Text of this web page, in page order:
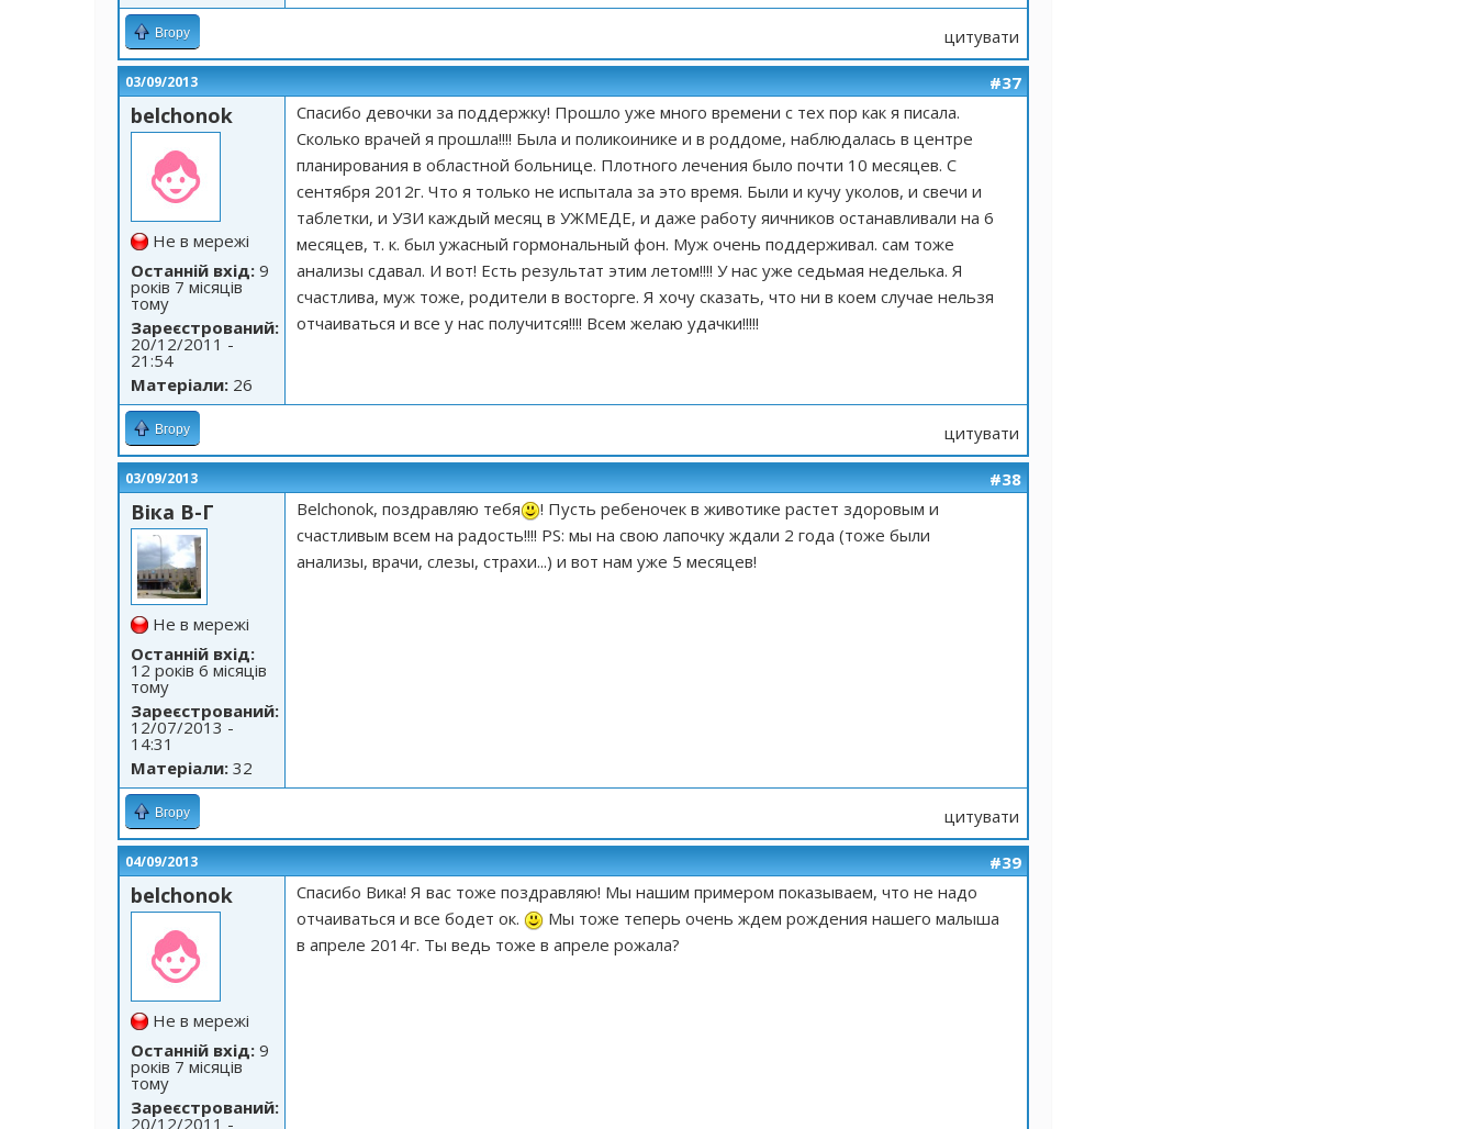
Вгору цитувати
03/09/2013 #37
belchonok
Не в мережі
Останній вхід: 9
років 7 місяців
тому
Зареєстрований:
20/12/2011 -
21:54
Матеріали: 26
Спасибо девочки за поддержку! Прошло уже много времени с тех пор как я писала.
Сколько врачей я прошла!!!! Была и поликоинике и в роддоме, наблюдалась в центре
планирования в областной больнице. Плотного лечения было почти 10 месяцев. С
сентября 2012г. Что я только не испытала за это время. Были и кучу уколов, и свечи и
таблетки, и УЗИ каждый месяц в УЖМЕДЕ, и даже работу яичников останавливали на 6
месяцев, т. к. был ужасный гормональный фон. Муж очень поддерживал. сам тоже
анализы сдавал. И вот! Есть результат этим летом!!!! У нас уже седьмая неделька. Я
счастлива, муж тоже, родители в восторге. Я хочу сказать, что ни в коем случае нельзя
отчаиваться и все у нас получится!!!! Всем желаю удачки!!!!!
Вгору цитувати
03/09/2013 #38
Віка В-Г
Не в мережі
Останній вхід:
12 років 6 місяців
тому
Зареєстрований:
12/07/2013 -
14:31
Матеріали: 32
Belchonok, поздравляю тебя
! Пусть ребеночек в животике растет здоровым и
счастливым всем на радость!!!! PS: мы на свою лапочку ждали 2 года (тоже были
анализы, врачи, слезы, страхи...) и вот нам уже 5 месяцев!
Вгору цитувати
04/09/2013 #39
belchonok
Не в мережі
Останній вхід: 9
років 7 місяців
тому
Зареєстрований:
20/12/2011 -
Спасибо Вика! Я вас тоже поздравляю! Мы нашим примером показываем, что не надо
отчаиваться и все бодет ок.
Мы тоже теперь очень ждем рождения нашего малыша
в апреле 2014г. Ты ведь тоже в апреле рожала?